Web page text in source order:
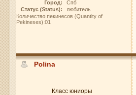
Город:
Спб
Статус (Status):
любитель
Количество пекинесов (Quantity of
Pekineses):01
Polina
Класс юниоры